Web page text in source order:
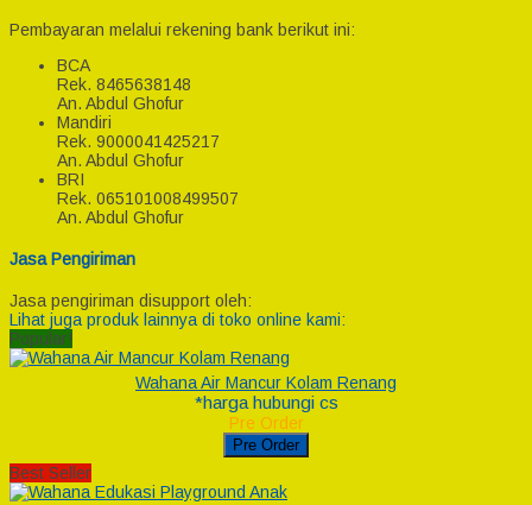
Pembayaran melalui rekening bank berikut ini:
BCA
Rek. 8465638148
An. Abdul Ghofur
Mandiri
Rek. 9000041425217
An. Abdul Ghofur
BRI
Rek. 065101008499507
An. Abdul Ghofur
Jasa Pengiriman
Jasa pengiriman disupport oleh:
Lihat juga produk lainnya di toko online kami:
Popular!
Wahana Air Mancur Kolam Renang
*harga hubungi cs
Pre Order
Pre Order
Best Seller